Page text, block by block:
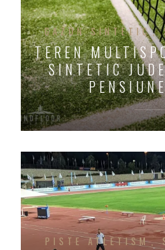
GAZON SINTETIC
TEREN
SINTETIC
PISTE ATLETISM